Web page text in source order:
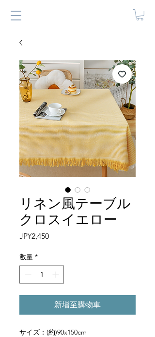
リネン風テーブル
クロスイエロー
JP¥2,450價
數量 *
新增至購物車
サイズ：(約)90x150cm